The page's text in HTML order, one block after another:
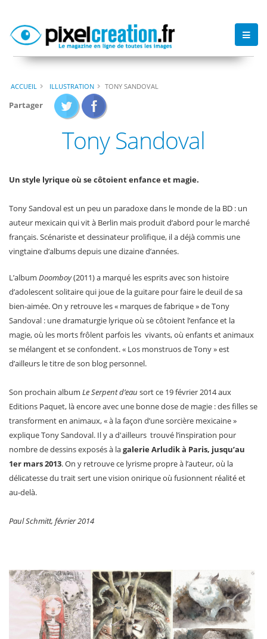
ACCUEIL ILLUSTRATION TONY SANDOVAL
Partager
Tony Sandoval
Un style lyrique où se côtoient enfance et magie.
Tony Sandoval est un peu un paradoxe dans le monde de la BD : un
auteur mexicain qui vit à Berlin mais produit d’abord pour le marché
français. Scénariste et dessinateur prolifique, il a déjà commis une
vingtaine d’albums depuis une dizaine d’années.
L’album Doomboy(2011) a marqué les esprits avec son histoire
d’adolescent solitaire qui joue de la guitare pour faire le deuil de sa
bien-aimée. On y retrouve les « marques de fabrique » de Tony
Sandoval : une dramaturgie lyrique où se côtoient l’enfance et la
magie, où les morts frôlent parfois les vivants, où enfants et animaux
se mélangent et se confondent. « Los monstruos de Tony » est
d’ailleurs le titre de son blog personnel.
Son prochain album Le Serpent d’eau sort ce 19 février 2014 aux
Editions Paquet, là encore avec une bonne dose de magie : des filles se
transforment en animaux, « à la façon d’une sorcière mexicaine »
explique Tony Sandoval. Il y a d'ailleurs trouvé l’inspiration pour
nombre de dessins exposés à lagalerie Arludik à Paris, jusqu’au
1er mars 2013. On y retrouve ce lyrisme propre à l’auteur, où la
délicatesse du trait sert une vision onirique où fusionnent réalité et
au-delà.
Paul Schmitt, février 2014